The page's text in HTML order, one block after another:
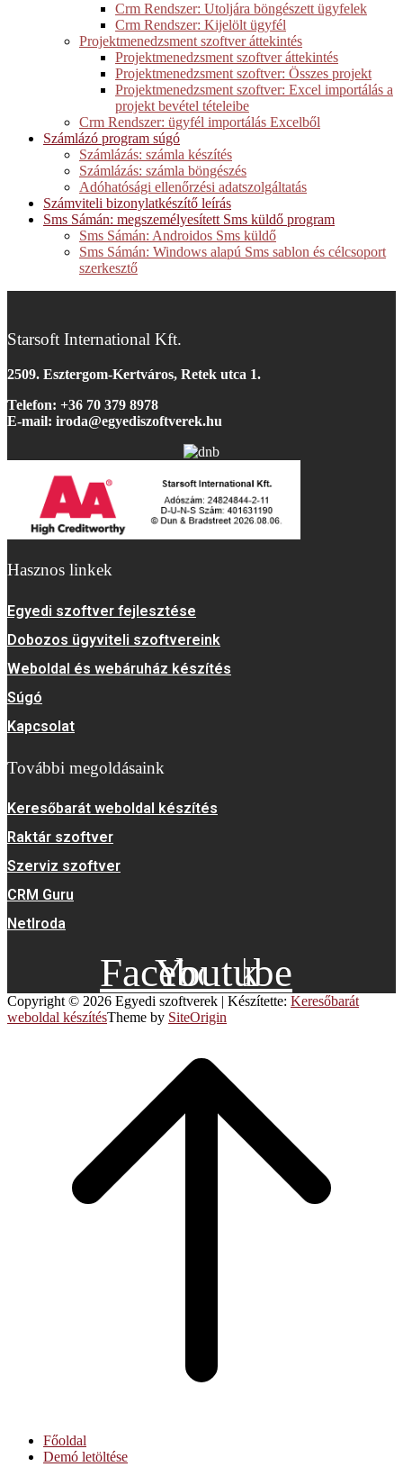
Crm Rendszer: Utoljára böngészett ügyfelek
Crm Rendszer: Kijelölt ügyfél
Projektmenedzsment szoftver áttekintés
Projektmenedzsment szoftver áttekintés
Projektmenedzsment szoftver: Összes projekt
Projektmenedzsment szoftver: Excel importálás a
projekt bevétel tételeibe
Crm Rendszer: ügyfél importálás Excelből
Számlázó program súgó
Számlázás: számla készítés
Számlázás: számla böngészés
Adóhatósági ellenőrzési adatszolgáltatás
Számviteli bizonylatkészítő leírás
Sms Sámán: megszemélyesített Sms küldő program
Sms Sámán: Androidos Sms küldő
Sms Sámán: Windows alapú Sms sablon és célcsoport
szerkesztő
Starsoft International Kft.
2509. Esztergom-Kertváros, Retek utca 1.
Telefon: +36 70 379 8978
E-mail: iroda@egyediszoftverek.hu
Hasznos linkek
Egyedi szoftver fejlesztése
Dobozos ügyviteli szoftvereink
Weboldal és webáruház készítés
Súgó
Kapcsolat
További megoldásaink
Keresőbarát weboldal készítés
Raktár szoftver
Szerviz szoftver
CRM Guru
NetIroda
Facebook
Youtube
Copyright © 2026 Egyedi szoftverek | Készítette: Keresőbarát
weboldal készítésTheme by SiteOrigin
Főoldal
Demó letöltése